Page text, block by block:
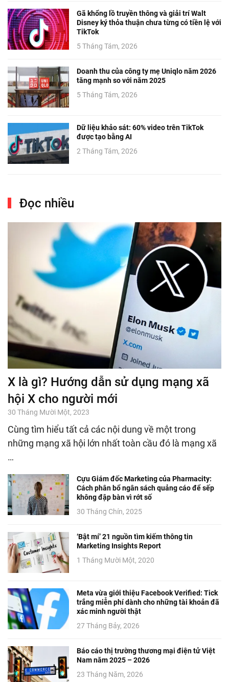
Gã khổng lồ truyền thông và giải trí Walt
Disney ký thỏa thuận chưa từng có tiền lệ với
TikTok
5 Tháng Tám, 2026
Doanh thu của công ty mẹ Uniqlo năm 2026
tăng mạnh so với năm 2025
5 Tháng Tám, 2026
Dữ liệu khảo sát: 60% video trên TikTok
được tạo bằng AI
2 Tháng Tám, 2026
Đọc nhiều
X là gì? Hướng dẫn sử dụng mạng xã
hội X cho người mới
30 Tháng Mười Một, 2023
Cùng tìm hiểu tất cả các nội dung về một trong
những mạng xã hội lớn nhất toàn cầu đó là mạng xã
…
Cựu Giám đốc Marketing của Pharmacity:
Cách phân bổ ngân sách quảng cáo để sếp
không đập bàn vì rớt số
30 Tháng Chín, 2025
‘Bật mí’ 21 nguồn tìm kiếm thông tin
Marketing Insights Report
1 Tháng Mười Một, 2020
Meta vừa giới thiệu Facebook Verified: Tick
trắng miễn phí dành cho những tài khoản đã
xác minh người thật
27 Tháng Bảy, 2026
Báo cáo thị trường thương mại điện tử Việt
Nam năm 2025 – 2026
23 Tháng Năm, 2026